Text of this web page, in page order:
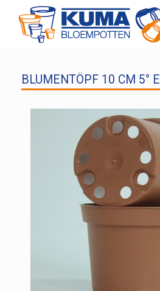
springen
BLUMENTÖPF 10 CM 5° E